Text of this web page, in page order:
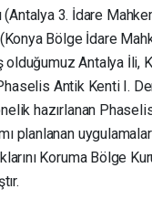
(Antalya 3. İdare
Bölge İdare
olduğumuz Antalya İli,
Antik Kenti I.
hazırlanan
planlanan
Koruma Bölge